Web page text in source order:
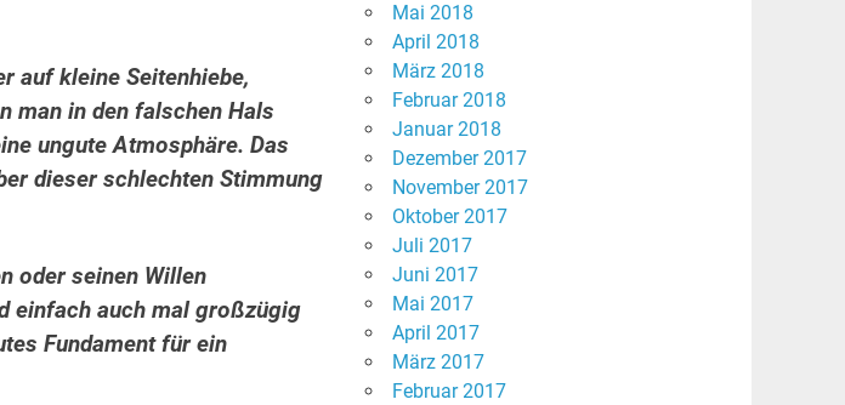
auf kleine Seitenhiebe,
man in den falschen Hals
ungute Atmosphäre. Das
dieser schlechten Stimmung
oder seinen Willen
einfach auch mal großzügig
Fundament für ein
Mai 2018
April 2018
März 2018
Februar 2018
Januar 2018
Dezember 2017
November 2017
Oktober 2017
Juli 2017
Juni 2017
Mai 2017
April 2017
März 2017
Februar 2017